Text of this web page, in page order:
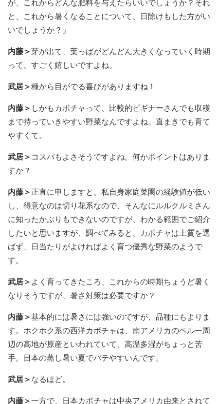
が、これからどんな肥料を与えたらいいでしょうか？それ
と、これから暑くなることについて、日除けもした方がい
いでしょうか？」
内藤＞芽が出て、葉っぱがどんどん大きくなっていく時期
って、すごく嬉しいですよね。
武居＞種から目がでる喜びがありますね！
内藤＞ しかもカボチャって、比較的ビギナーさんでも収穫
まで持っていきやすい野菜なんですよね。直まきでも育て
やすくて。
武居＞ コスパもよさそうですよね。何かポイントはありま
すか？
内藤＞正直に申しますと、私自身家庭菜園の経験値が低い
し、得意なのは切り花系なので、そんなにルルクルミさん
に知ったかぶりもできないのですが、わかる範囲でご紹介
したいと思いますが、調べてみると、カボチャは土質を選
ばず、日当たりがよければよく育つ優秀な野菜のようで
す。
武居＞ よく育ってきたころ、これからの時期ちょうど暑く
なりそうですが、暑さ対策は必要ですか？
内藤＞基本的には暑さには強いのですが、品種にもよりま
す。ホクホク系の西洋カボチャは、南アメリカのペルー周
辺の高地が原産といわれていて、高温多湿がちょっと苦
手。日本の蒸し暑い夏でバテやすいんです。
武居＞なるほど。
内藤＞一方で、日本カボチャは中央アメリカ由来とされて